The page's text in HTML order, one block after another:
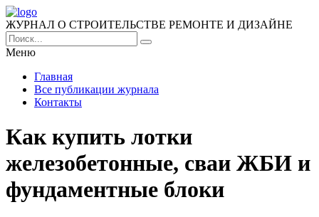
ЖУРНАЛ О СТРОИТЕЛЬСТВЕ РЕМОНТЕ И ДИЗАЙНЕ
Меню
Главная
Все публикации журнала
Контакты
Как купить лотки
железобетонные, сваи ЖБИ и
фундаментные блоки